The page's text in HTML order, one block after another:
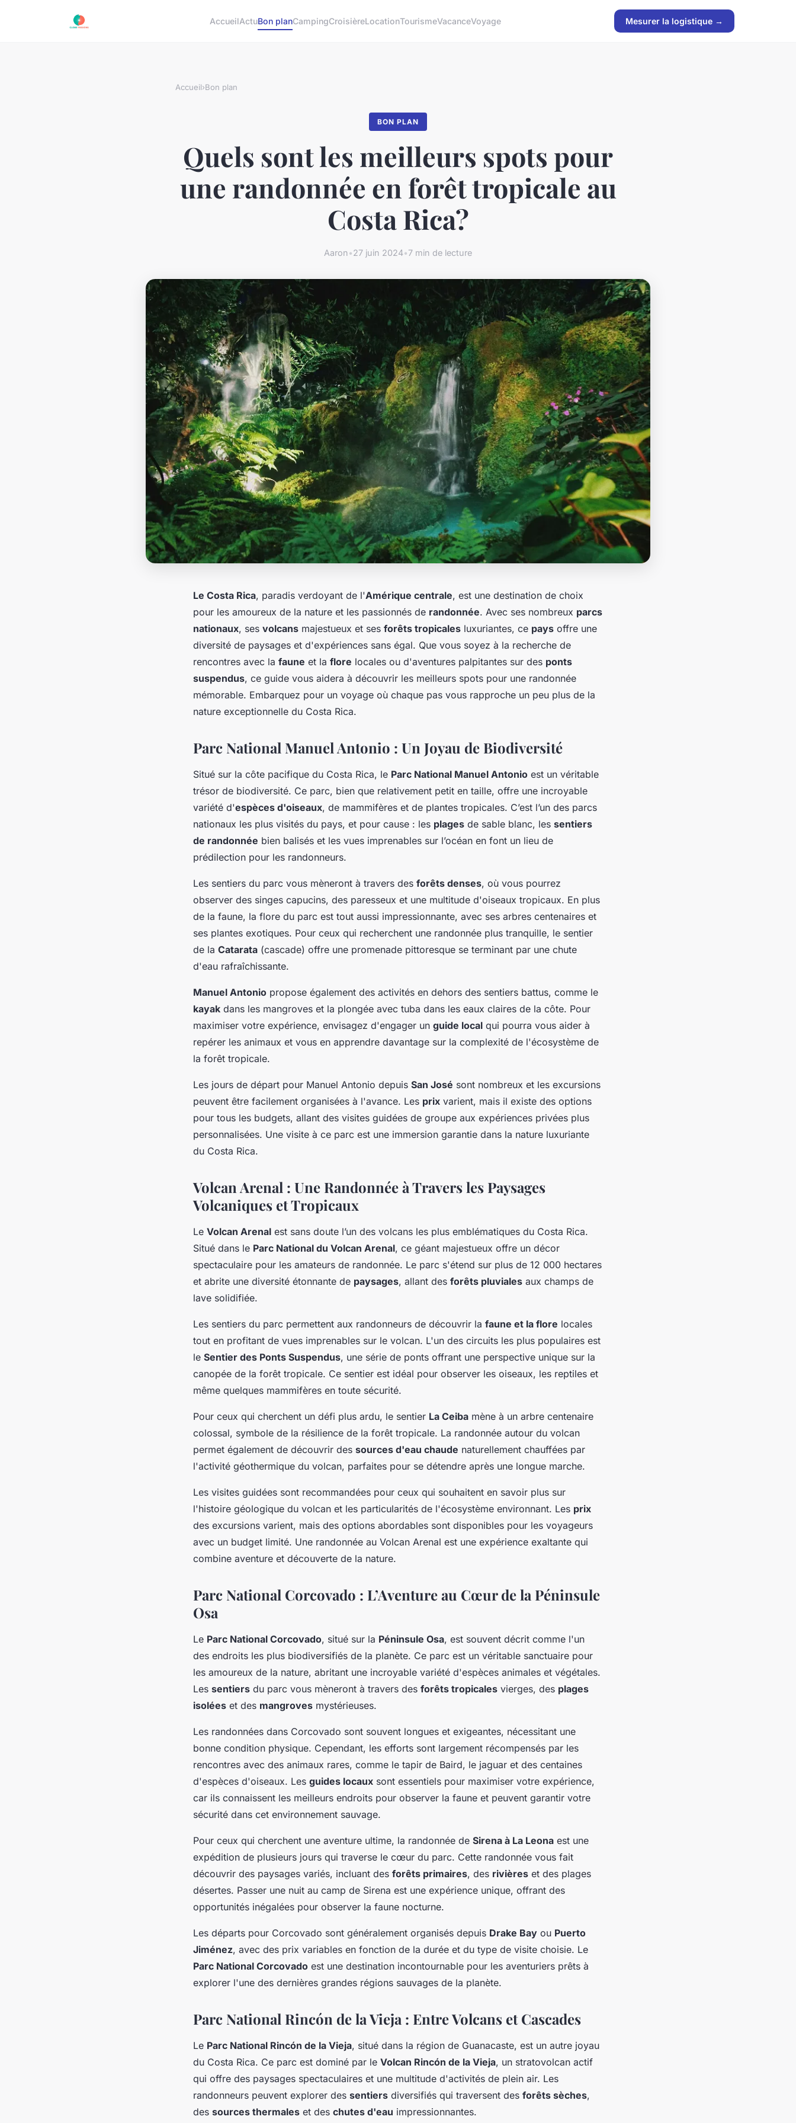
AccueilActuBon planCampingCroisièreLocationTourismeVacanceVoyage Mesurer la logistique →
Accueil›Bon plan
BON PLAN
Quels sont les meilleurs spots pour
une randonnée en forêt tropicale au
Costa Rica?
Aaron•27 juin 2024•7 min de lecture
Le Costa Rica, paradis verdoyant de l'Amérique centrale, est une destination de choix
pour les amoureux de la nature et les passionnés de randonnée. Avec ses nombreux parcs
nationaux, ses volcans majestueux et ses forêts tropicales luxuriantes, ce pays offre une
diversité de paysages et d'expériences sans égal. Que vous soyez à la recherche de
rencontres avec la faune et la flore locales ou d'aventures palpitantes sur des ponts
suspendus, ce guide vous aidera à découvrir les meilleurs spots pour une randonnée
mémorable. Embarquez pour un voyage où chaque pas vous rapproche un peu plus de la
nature exceptionnelle du Costa Rica.
Parc National Manuel Antonio : Un Joyau de Biodiversité
Situé sur la côte pacifique du Costa Rica, le Parc National Manuel Antonio est un véritable
trésor de biodiversité. Ce parc, bien que relativement petit en taille, offre une incroyable
variété d'espèces d'oiseaux, de mammifères et de plantes tropicales. C’est l’un des parcs
nationaux les plus visités du pays, et pour cause : les plages de sable blanc, les sentiers
de randonnée bien balisés et les vues imprenables sur l’océan en font un lieu de
prédilection pour les randonneurs.
Les sentiers du parc vous mèneront à travers des forêts denses, où vous pourrez
observer des singes capucins, des paresseux et une multitude d'oiseaux tropicaux. En plus
de la faune, la flore du parc est tout aussi impressionnante, avec ses arbres centenaires et
ses plantes exotiques. Pour ceux qui recherchent une randonnée plus tranquille, le sentier
de la Catarata (cascade) offre une promenade pittoresque se terminant par une chute
d'eau rafraîchissante.
Manuel Antonio propose également des activités en dehors des sentiers battus, comme le
kayak dans les mangroves et la plongée avec tuba dans les eaux claires de la côte. Pour
maximiser votre expérience, envisagez d'engager un guide local qui pourra vous aider à
repérer les animaux et vous en apprendre davantage sur la complexité de l'écosystème de
la forêt tropicale.
Les jours de départ pour Manuel Antonio depuis San José sont nombreux et les excursions
peuvent être facilement organisées à l'avance. Les prix varient, mais il existe des options
pour tous les budgets, allant des visites guidées de groupe aux expériences privées plus
personnalisées. Une visite à ce parc est une immersion garantie dans la nature luxuriante
du Costa Rica.
Volcan Arenal : Une Randonnée à Travers les Paysages
Volcaniques et Tropicaux
Le Volcan Arenal est sans doute l’un des volcans les plus emblématiques du Costa Rica.
Situé dans le Parc National du Volcan Arenal, ce géant majestueux offre un décor
spectaculaire pour les amateurs de randonnée. Le parc s'étend sur plus de 12 000 hectares
et abrite une diversité étonnante de paysages, allant des forêts pluviales aux champs de
lave solidifiée.
Les sentiers du parc permettent aux randonneurs de découvrir la faune et la flore locales
tout en profitant de vues imprenables sur le volcan. L'un des circuits les plus populaires est
le Sentier des Ponts Suspendus, une série de ponts offrant une perspective unique sur la
canopée de la forêt tropicale. Ce sentier est idéal pour observer les oiseaux, les reptiles et
même quelques mammifères en toute sécurité.
Pour ceux qui cherchent un défi plus ardu, le sentier La Ceiba mène à un arbre centenaire
colossal, symbole de la résilience de la forêt tropicale. La randonnée autour du volcan
permet également de découvrir des sources d'eau chaude naturellement chauffées par
l'activité géothermique du volcan, parfaites pour se détendre après une longue marche.
Les visites guidées sont recommandées pour ceux qui souhaitent en savoir plus sur
l'histoire géologique du volcan et les particularités de l'écosystème environnant. Les prix
des excursions varient, mais des options abordables sont disponibles pour les voyageurs
avec un budget limité. Une randonnée au Volcan Arenal est une expérience exaltante qui
combine aventure et découverte de la nature.
Parc National Corcovado : L’Aventure au Cœur de la Péninsule
Osa
Le Parc National Corcovado, situé sur la Péninsule Osa, est souvent décrit comme l'un
des endroits les plus biodiversifiés de la planète. Ce parc est un véritable sanctuaire pour
les amoureux de la nature, abritant une incroyable variété d'espèces animales et végétales.
Les sentiers du parc vous mèneront à travers des forêts tropicales vierges, des plages
isolées et des mangroves mystérieuses.
Les randonnées dans Corcovado sont souvent longues et exigeantes, nécessitant une
bonne condition physique. Cependant, les efforts sont largement récompensés par les
rencontres avec des animaux rares, comme le tapir de Baird, le jaguar et des centaines
d'espèces d'oiseaux. Les guides locaux sont essentiels pour maximiser votre expérience,
car ils connaissent les meilleurs endroits pour observer la faune et peuvent garantir votre
sécurité dans cet environnement sauvage.
Pour ceux qui cherchent une aventure ultime, la randonnée de Sirena à La Leona est une
expédition de plusieurs jours qui traverse le cœur du parc. Cette randonnée vous fait
découvrir des paysages variés, incluant des forêts primaires, des rivières et des plages
désertes. Passer une nuit au camp de Sirena est une expérience unique, offrant des
opportunités inégalées pour observer la faune nocturne.
Les départs pour Corcovado sont généralement organisés depuis Drake Bay ou Puerto
Jiménez, avec des prix variables en fonction de la durée et du type de visite choisie. Le
Parc National Corcovado est une destination incontournable pour les aventuriers prêts à
explorer l'une des dernières grandes régions sauvages de la planète.
Parc National Rincón de la Vieja : Entre Volcans et Cascades
Le Parc National Rincón de la Vieja, situé dans la région de Guanacaste, est un autre joyau
du Costa Rica. Ce parc est dominé par le Volcan Rincón de la Vieja, un stratovolcan actif
qui offre des paysages spectaculaires et une multitude d'activités de plein air. Les
randonneurs peuvent explorer des sentiers diversifiés qui traversent des forêts sèches,
des sources thermales et des chutes d'eau impressionnantes.